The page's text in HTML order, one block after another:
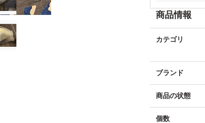
商品情報
カテゴリ
ブランド
商品の状態
個数